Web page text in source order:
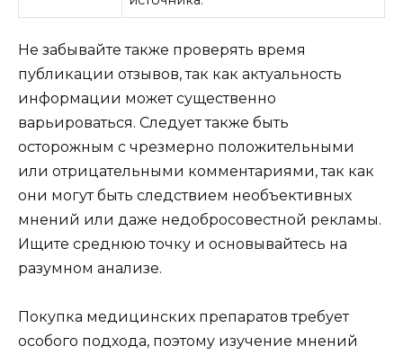
Не забывайте также проверять время
публикации отзывов, так как актуальность
информации может существенно
варьироваться. Следует также быть
осторожным с чрезмерно положительными
или отрицательными комментариями, так как
они могут быть следствием необъективных
мнений или даже недобросовестной рекламы.
Ищите среднюю точку и основывайтесь на
разумном анализе.
Покупка медицинских препаратов требует
особого подхода, поэтому изучение мнений